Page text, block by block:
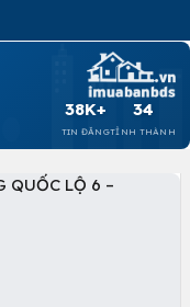
38K+
TIN ĐĂNG
34
TỈNH THÀNH